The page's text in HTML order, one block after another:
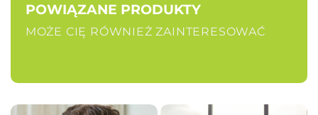
POWIĄZANE PRODUKTY
MOŻE CIĘ RÓWNIEŻ ZAINTERESOWAĆ